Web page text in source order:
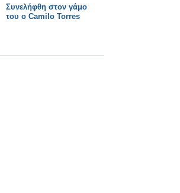
Συνελήφθη στον γάμο
του ο Camilo Torres